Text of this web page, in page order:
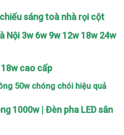
sáng toà nhà rọi cột
Nội 3w 6w 9w 12w 18w 24w
cao cấp
50w chóng chói hiệu quả
1000w | Đèn pha LED sân